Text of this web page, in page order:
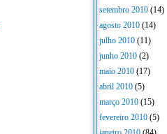
setembro 2010 (14)
agosto 2010 (14)
julho 2010 (11)
junho 2010 (2)
maio 2010 (17)
abril 2010 (5)
março 2010 (15)
fevereiro 2010 (5)